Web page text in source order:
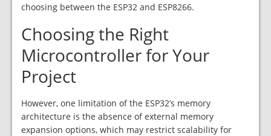
choosing between the ESP32 and ESP8266.
Choosing the Right
Microcontroller for Your
Project
However, one limitation of the ESP32’s memory
architecture is the absence of external memory
expansion options, which may restrict scalability for